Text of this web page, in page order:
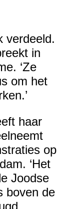
verdeeld.
in
‘Ze
om het
haar
op
‘Het
Joodse
boven de